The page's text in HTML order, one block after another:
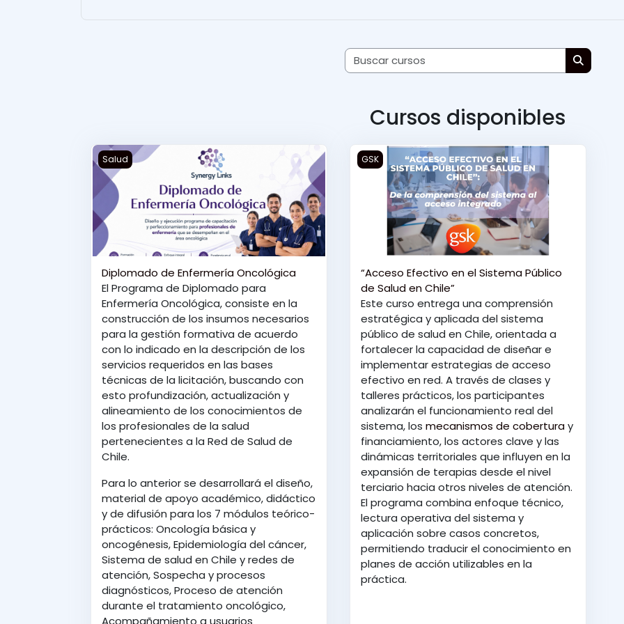
Buscar
Buscar
Cursos disponibles
Diplomado de Enfermería Oncológica
Salud
Diplomado de Enfermería Oncológica
El Programa de Diplomado para
Enfermería Oncológica, consiste en la
construcción de los insumos necesarios
para la gestión formativa de acuerdo
con lo indicado en la descripción de los
servicios requeridos en las bases
técnicas de la licitación, buscando con
esto profundización, actualización y
alineamiento de los conocimientos de
los profesionales de la salud
pertenecientes a la Red de Salud de
Chile.
Para lo anterior se desarrollará el diseño,
material de apoyo académico, didáctico
y de difusión para los 7 módulos teórico-
prácticos: Oncología básica y
oncogénesis, Epidemiología del cáncer,
Sistema de salud en Chile y redes de
atención, Sospecha y procesos
diagnósticos, Proceso de atención
durante el tratamiento oncológico,
Acompañamiento a usuarios
“Acceso Efectivo en el Sistema Público de Salud en
GSK
“Acceso Efectivo en el Sistema Público
de Salud en Chile”
Este curso entrega una comprensión
estratégica y aplicada del sistema
público de salud en Chile, orientada a
fortalecer la capacidad de diseñar e
implementar estrategias de acceso
efectivo en red. A través de clases y
talleres prácticos, los participantes
analizarán el funcionamiento real del
sistema, los mecanismos de coberturay
financiamiento, los actores clave y las
dinámicas territoriales que influyen en la
expansión de terapias desde el nivel
terciario hacia otros niveles de atención.
El programa combina enfoque técnico,
lectura operativa del sistema y
aplicación sobre casos concretos,
permitiendo traducir el conocimiento en
planes de acción utilizables en la
práctica.